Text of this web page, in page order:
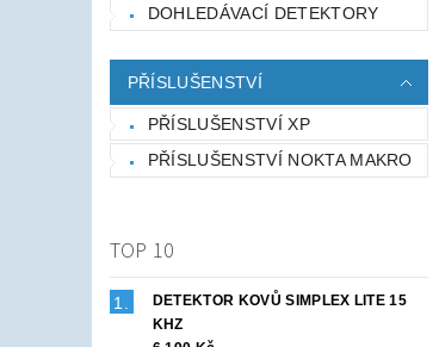
DOHLEDÁVACÍ DETEKTORY
PŘÍSLUŠENSTVÍ
PŘÍSLUŠENSTVÍ XP
PŘÍSLUŠENSTVÍ NOKTA MAKRO
TOP 10
DETEKTOR KOVŮ SIMPLEX LITE 15
KHZ